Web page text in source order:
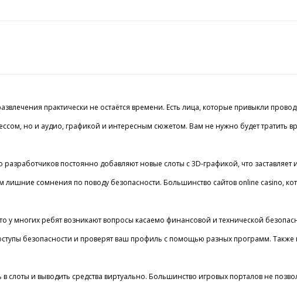
практически не остаётся времени. Есть лица, которые привыкли
но и аудио, графикой и интересным сюжетом. Вам не нужно будет
постоянно добавляют новые слоты с 3D-графикой, что
сомнения по поводу безопасности. Большинство сайтов online casino,
у многих ребят возникают вопросы касаемо финансовой и технической
безопасности и проверят ваш профиль с помощью разных программ.
и выводить средства виртуально. Большинство игровых порталов не